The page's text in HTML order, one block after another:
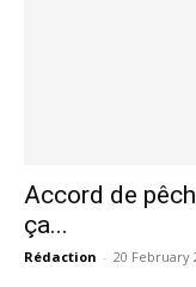
Accord de
ça...
Rédaction - 20 February